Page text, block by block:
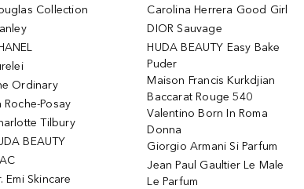
Collection
Ordinary
Roche-Posay
Tilbury
BEAUTY
Emi Skincare
Carolina Herrera Good Girl
DIOR Sauvage
HUDA BEAUTY Easy Bake
Puder
Maison Francis Kurkdjian
Baccarat Rouge 540
Valentino Born In Roma
Donna
Giorgio Armani Si Parfum
Jean Paul Gaultier Le Male
Le Parfum